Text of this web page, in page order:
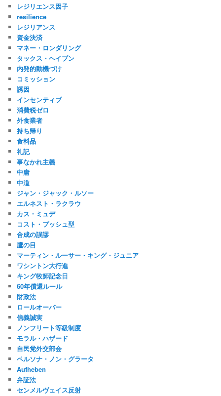
レジリエンス因子
resilience
レジリアンス
資金決済
マネー・ロンダリング
タックス・ヘイブン
内発的動機づけ
コミッション
誘因
インセンティブ
消費税ゼロ
外食業者
持ち帰り
食料品
礼記
事なかれ主義
中庸
中道
ジャン・ジャック・ルソー
エルネスト・ラクラウ
カス・ミュデ
コスト・プッシュ型
合成の誤謬
鷹の目
マーティン・ルーサー・キング・ジュニア
ワシントン大行進
キング牧師記念日
60年償還ルール
財政法
ロールオーバー
信義誠実
ノンフリート等級制度
モラル・ハザード
自民党外交部会
ペルソナ・ノン・グラータ
Aufheben
弁証法
センメルヴェイス反射